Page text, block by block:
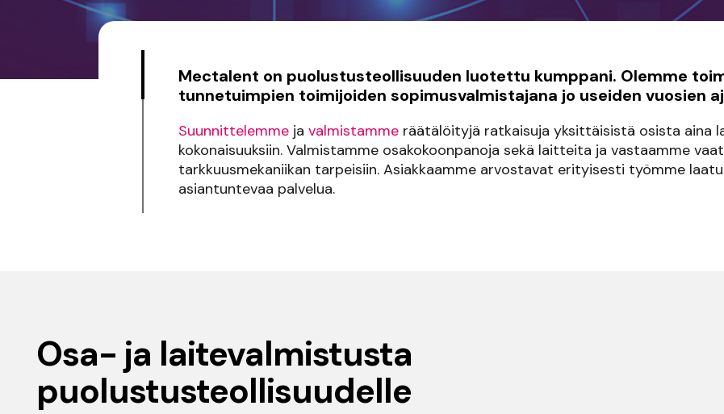
Mectalent on puolustusteollisuuden luotettu kumppani. Olemme
tunnetuimpien toimijoiden sopimusvalmistajana jo useiden vuosien
Suunnittelemme ja valmistamme räätälöityjä ratkaisuja yksittäisistä osista aina
kokonaisuuksiin. Valmistamme osakokoonpanoja sekä laitteita ja vastaamme
tarkkuusmekaniikan tarpeisiin. Asiakkaamme arvostavat erityisesti työmme
asiantuntevaa palvelua.
Osa- ja laitevalmistusta
puolustusteollisuudelle